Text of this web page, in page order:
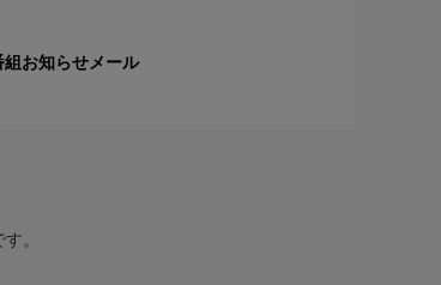
組お知らせメール
。